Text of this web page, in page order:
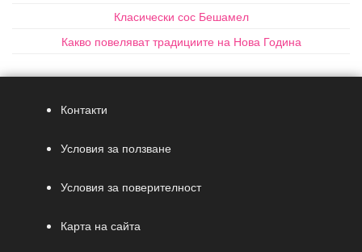
Класически сос Бешамел
Какво повеляват традициите на Нова Година
Контакти
Условия за ползване
Условия за поверителност
Карта на сайта